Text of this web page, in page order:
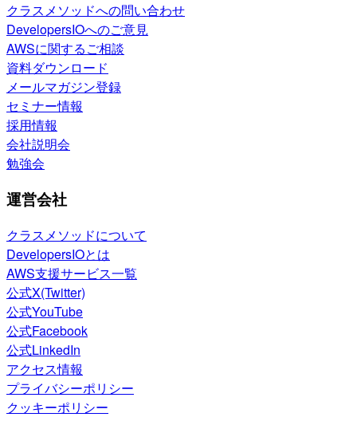
クラスメソッドへの問い合わせ
DevelopersIOへのご意見
AWSに関するご相談
資料ダウンロード
メールマガジン登録
セミナー情報
採用情報
会社説明会
勉強会
運営会社
クラスメソッドについて
DevelopersIOとは
AWS支援サービス一覧
公式X(Twitter)
公式YouTube
公式Facebook
公式LinkedIn
アクセス情報
プライバシーポリシー
クッキーポリシー